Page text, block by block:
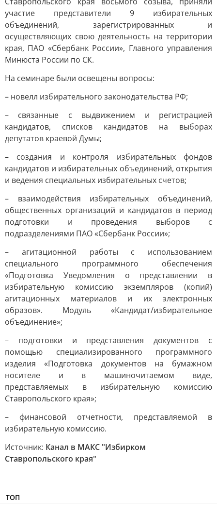
участие представители 9 избирательных
объединений, зарегистрированных и
осуществляющих свою деятельность на территории
края, ПАО «Сбербанк России», Главного управления
Минюста России по СК.
На семинаре были освещены вопросы:
– новелл избирательного законодательства РФ;
– связанные с выдвижением и регистрацией
кандидатов, списков кандидатов на выборах
депутатов краевой Думы;
– создания и контроля избирательных фондов
кандидатов и избирательных объединений, открытия
и ведения специальных избирательных счетов;
– взаимодействия избирательных объединений,
общественных организаций и кандидатов в период
подготовки и проведения выборов с
подразделениями ПАО «Сбербанк России»;
– агитационной работы с использованием
специального программного обеспечения
«Подготовка Уведомления о представлении в
избирательную комиссию экземпляров (копий)
агитационных материалов и их электронных
образов». Модуль «Кандидат/избирательное
объединение»;
– подготовки и представления документов с
помощью специализированного программного
изделия «Подготовка документов на бумажном
носителе и в машиночитаемом виде,
представляемых в избирательную комиссию
Ставропольского края»;
– финансовой отчетности, представляемой в
избирательную комиссию.
Источник: Канал в МАКС "Избирком
Ставропольского края"
ТОП